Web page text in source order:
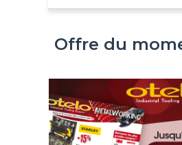
Offre du